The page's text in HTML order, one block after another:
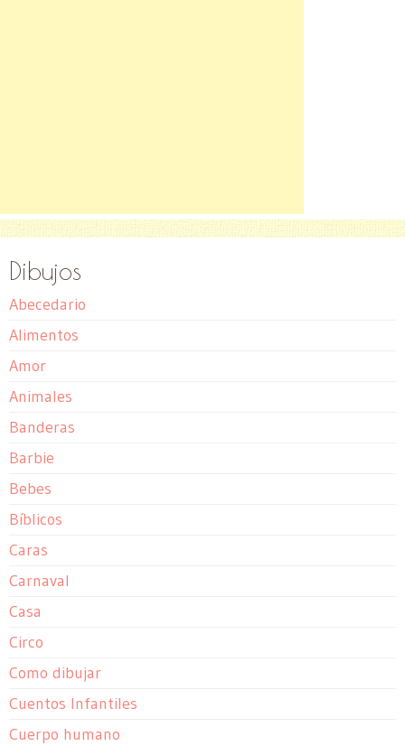
Dibujos
Abecedario
Alimentos
Amor
Animales
Banderas
Barbie
Bebes
Bíblicos
Caras
Carnaval
Casa
Circo
Como dibujar
Cuentos Infantiles
Cuerpo humano